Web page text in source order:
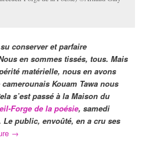
conserver et parfaire
en sommes tissés, tous. Mais
matérielle, nous en avons
Kouam Tawa nous
s’est passé à la Maison du
Forge de la poésie, samedi
public, envoûté, en a cru ses
→